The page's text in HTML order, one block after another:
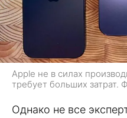
Apple не в силах
требует больших затрат.
Однако не все